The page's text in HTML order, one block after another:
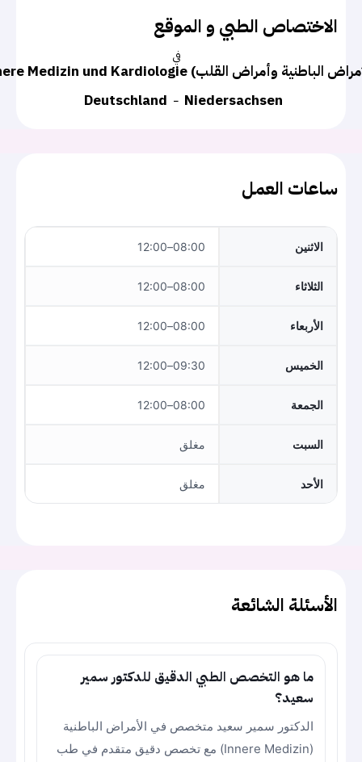
الاختصاص الطبي و الموقع
في
Deutschland Niedersachsen
ساعات العمل
الاثنين 08:00–12:00
الثلاثاء 08:00–12:00
الأربعاء 08:00–12:00
الخميس 09:30–12:00
الجمعة 08:00–12:00
السبت مغلق
الأحد مغلق
الأسئلة الشائعة
ما هو التخصص الطبي الدقيق للدكتور سمير
سعيد؟
الدكتور سمير سعيد متخصص في الأمراض الباطنية
(Innere Medizin) مع تخصص دقيق متقدم في طب